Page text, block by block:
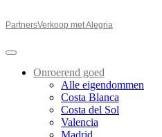
PartnersVerkoop met Alegria
Onroerend goed
Alle eigendommen
Costa Blanca
Costa del Sol
Valencia
Madrid